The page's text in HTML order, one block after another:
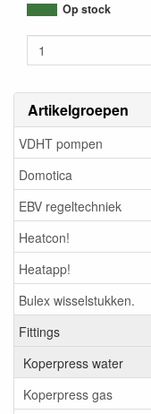
Artikelgroepen
VDHT pompen
Domotica
EBV regeltechniek
Heatcon!
Heatapp!
Bulex wisselstukken.
Fittings
Koperpress water
Koperpress gas
Op stock